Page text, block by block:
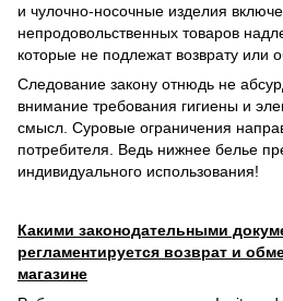
и чулочно-носочные изделия
непродовольственных товаров
которые не подлежат возврату или
Следование закону отнюдь не
внимание требования гигиены и
смысл. Суровые ограничения
потребителя. Ведь нижнее белье
индивидуального использования!
Какими законодательными
регламентируется возврат и
магазине